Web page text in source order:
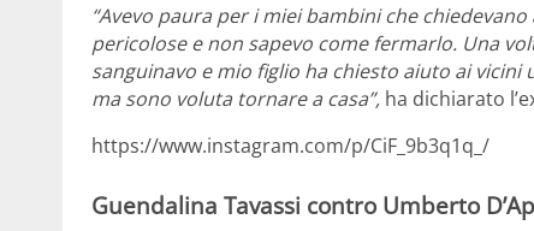
“Avevo paura per i miei bambini che
pericolose e non sapevo come fermarlo. Una
sanguinavo e mio figlio ha chiesto aiuto ai vicini
ma sono voluta tornare a casa”, ha dichiarato
https://www.instagram.com/p/CiF_9b3q1q_/
Guendalina Tavassi contro Umberto